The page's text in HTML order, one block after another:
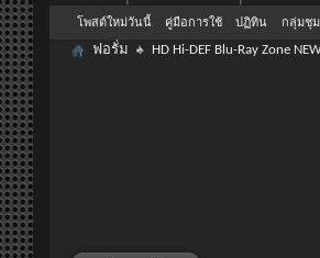
โพสต์ใหม่วันนี้ คู่มือการใช้ ปฏิทิน กลุ่มชุ
ฟอรั่ม HD Hi-DEF Blu-Ray Zone